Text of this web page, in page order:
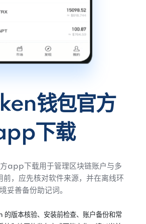
钱包官方
下载
app下载用于管理区块链账户与多
前，应先核对软件来源，并在离线环
境妥善备份助记词。
版本核验、安装前检查、账户备份和常